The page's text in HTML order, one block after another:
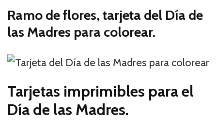
Ramo de flores, tarjeta del Día de
las Madres para colorear.
Tarjetas imprimibles para el
Día de las Madres.